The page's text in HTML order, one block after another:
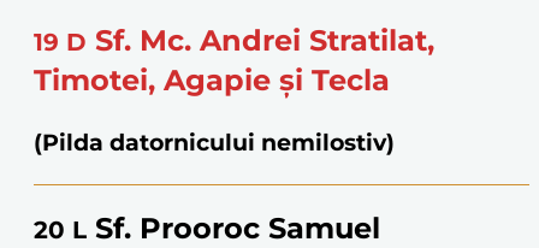
19 D Sf. Mc. Andrei Stratilat,
Timotei, Agapie și Tecla
(Pilda datornicului nemilostiv)
20 L Sf. Prooroc Samuel